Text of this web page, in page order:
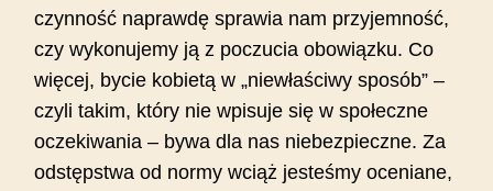
czynność naprawdę sprawia nam przyjemność,
czy wykonujemy ją z poczucia obowiązku. Co
więcej, bycie kobietą w „niewłaściwy sposób” –
czyli takim, który nie wpisuje się w społeczne
oczekiwania – bywa dla nas niebezpieczne. Za
odstępstwa od normy wciąż jesteśmy oceniane,